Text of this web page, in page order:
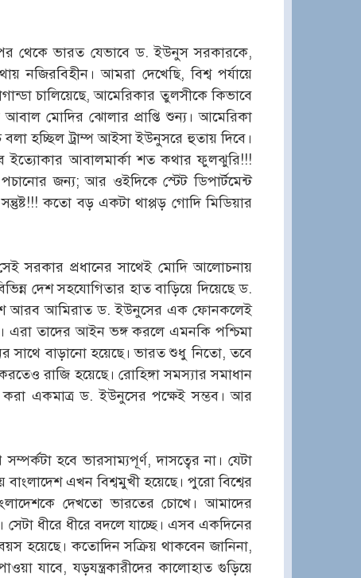
থেকে ভারত যেভাবে ড. ইউনুস সরকারকে,
নজিরবিহীন। আমরা দেখেছি, বিশ্ব পর্যায়ে
চালিয়েছে, আমেরিকার তুলসীকে কিভাবে
আবাল মোদির ঝোলার প্রাপ্তি শুন্য। আমেরিকা
হচ্ছিল ট্রাম্প আইসা ইউনুসরে হুতায় দিবে।
ইত্যোকার আবালমার্কা শত কথার ফুলঝুরি!!!
জন্য; আর ওইদিকে স্টেট ডিপার্টমেন্ট
কতো বড় একটা থাপ্পড় গোদি মিডিয়ার
সরকার প্রধানের সাথেই মোদি আলোচনায়
দেশ সহযোগিতার হাত বাড়িয়ে দিয়েছে ড.
আরব আমিরাত ড. ইউনুসের এক ফোনকলেই
এরা তাদের আইন ভঙ্গ করলে এমনকি পশ্চিমা
সাথে বাড়ানো হয়েছে। ভারত শুধু নিতো, তবে
রাজি হয়েছে। রোহিঙ্গা সমস্যার সমাধান
করা একমাত্র ড. ইউনুসের পক্ষেই সম্ভব। আর
হবে ভারসাম্যপূর্ণ, দাসত্বের না। যেটা
এখন বিশ্বমুখী হয়েছে। পুরো বিশ্বের
দেখতো ভারতের চোখে। আমাদের
সেটা ধীরে ধীরে বদলে যাচ্ছে। এসব একদিনের
হয়েছে। কতোদিন সক্রিয় থাকবেন জানিনা,
যাবে, যড়যন্ত্রকারীদের কালোহাত গুড়িয়ে